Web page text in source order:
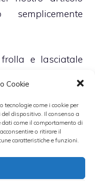
Cookie
tecnologie come i cookie per
del dispositivo. Il consenso a
dati come il comportamento di
o ritirare il
caratteristiche e funzioni.
semplicemente
e lasciatale
nella teglia e la
realizzando